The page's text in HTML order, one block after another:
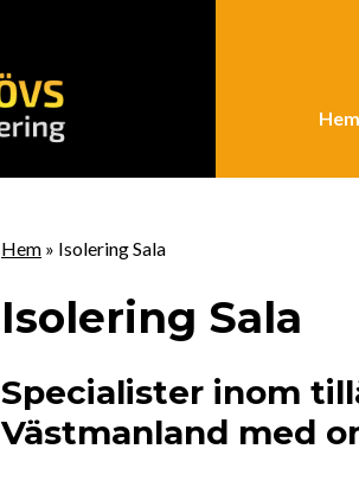
Hem
Hem » Isolering Sala
Isolering Sala
Specialister inom
Västmanland med